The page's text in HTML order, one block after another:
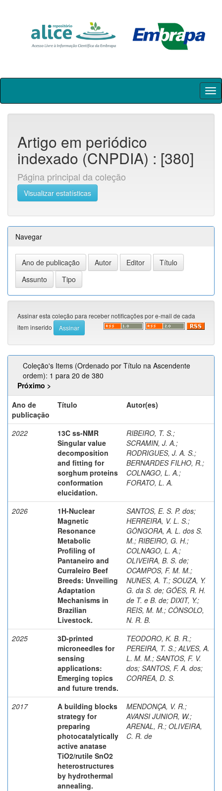
Skip
Artigo em periódico
indexado (CNPDIA) : [380]
Página principal da coleção
Visualizar estatísticas
Navegar
Assinar esta coleção para receber notificações por e-mail de cada
item inserido
Coleção's Items (Ordenado por Título na Ascendente
ordem): 1 para 20 de 380
Próximo >
Ano de
publicação
Título Autor(es)
2022
13C ss-NMR
Singular value
decomposition
and fitting for
sorghum proteins
conformation
elucidation.
RIBEIRO, T. S.;
SCRAMIN, J. A.;
RODRIGUES, J. A. S.;
BERNARDES FILHO, R.;
COLNAGO, L. A.;
FORATO, L. A.
2026
1H-Nuclear
Magnetic
Resonance
Metabolic
Profiling of
Pantaneiro and
Curraleiro Beef
Breeds: Unveiling
Adaptation
Mechanisms in
Brazilian
Livestock.
SANTOS, E. S. P. dos;
HERREIRA, V. L. S.;
GÔNGORA, A. L. dos S.
M.; RIBEIRO, G. H.;
COLNAGO, L. A.;
OLIVEIRA, B. S. de;
OCAMPOS, F. M. M.;
NUNES, A. T.; SOUZA, Y.
G. da S. de; GÓES, R. H.
de T. e B. de; DIXIT, Y.;
REIS, M. M.; CÔNSOLO,
N. R. B.
2025
3D-printed
microneedles for
sensing
applications:
Emerging topics
and future trends.
TEODORO, K. B. R.;
PEREIRA, T. S.; ALVES, A.
L. M. M.; SANTOS, F. V.
dos; SANTOS, F. A. dos;
CORREA, D. S.
2017
A building blocks
strategy for
preparing
photocatalytically
active anatase
TiO2/rutile SnO2
heterostructures
by hydrothermal
annealing.
MENDONÇA, V. R.;
AVANSI JUNIOR, W.;
ARENAL, R.; OLIVEIRA,
C. R. de